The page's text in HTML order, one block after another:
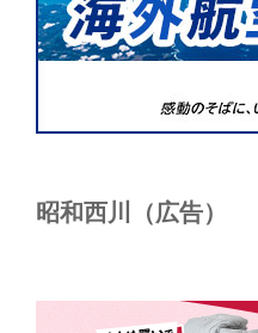
昭和西川（広告）